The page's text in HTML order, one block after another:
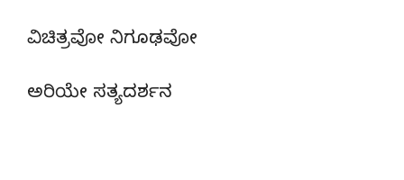
ವಿಚಿತ್ರವೋ ನಿಗೂಢವೋ
ಅರಿಯೇ ಸತ್ಯದರ್ಶನ